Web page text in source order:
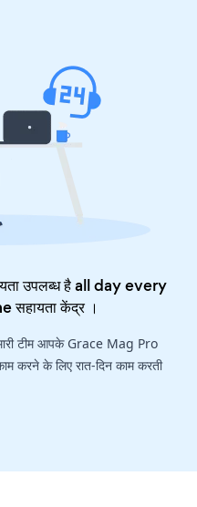
उपलब्ध है all day every
सहायता केंद्र।
टीम आपके Grace Mag Pro
करने के लिए रात-दिन काम करती